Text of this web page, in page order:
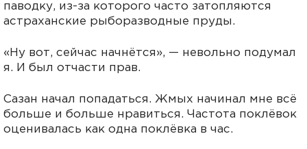
паводку, из-за которого часто затопляются
астраханские рыборазводные пруды.
«Ну вот, сейчас начнётся», — невольно подумал
я. И был отчасти прав.
Сазан начал попадаться. Жмых начинал мне всё
больше и больше нравиться. Частота поклёвок
оценивалась как одна поклёвка в час.